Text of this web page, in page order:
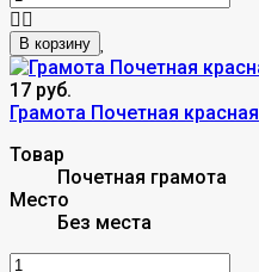
В корзину
17 руб.
Грамота Почетная красная
Товар
Почетная грамота
Место
Без места